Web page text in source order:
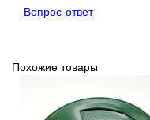
Вопрос-ответ
Похожие товары